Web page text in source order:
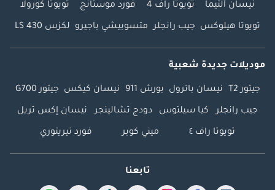
نيسان ألتيما تويوتا راف 4 فورد موستانج تويوتا كورولا
تويوتا هيلوكس جيب رانجلر متسوبيشي باجيرو لكزس LS 430
موديلات جديدة شعبية
جيتور T2 نيسان باترول بورش 911 نيسان كيكس جيتور G700
جيب رانجلر كيا سيلتوس دودج تشالينجر نيسان إكس تريل
تويوتا راف ٤ ميني كوبر فورد تيريتوري
تابعنا